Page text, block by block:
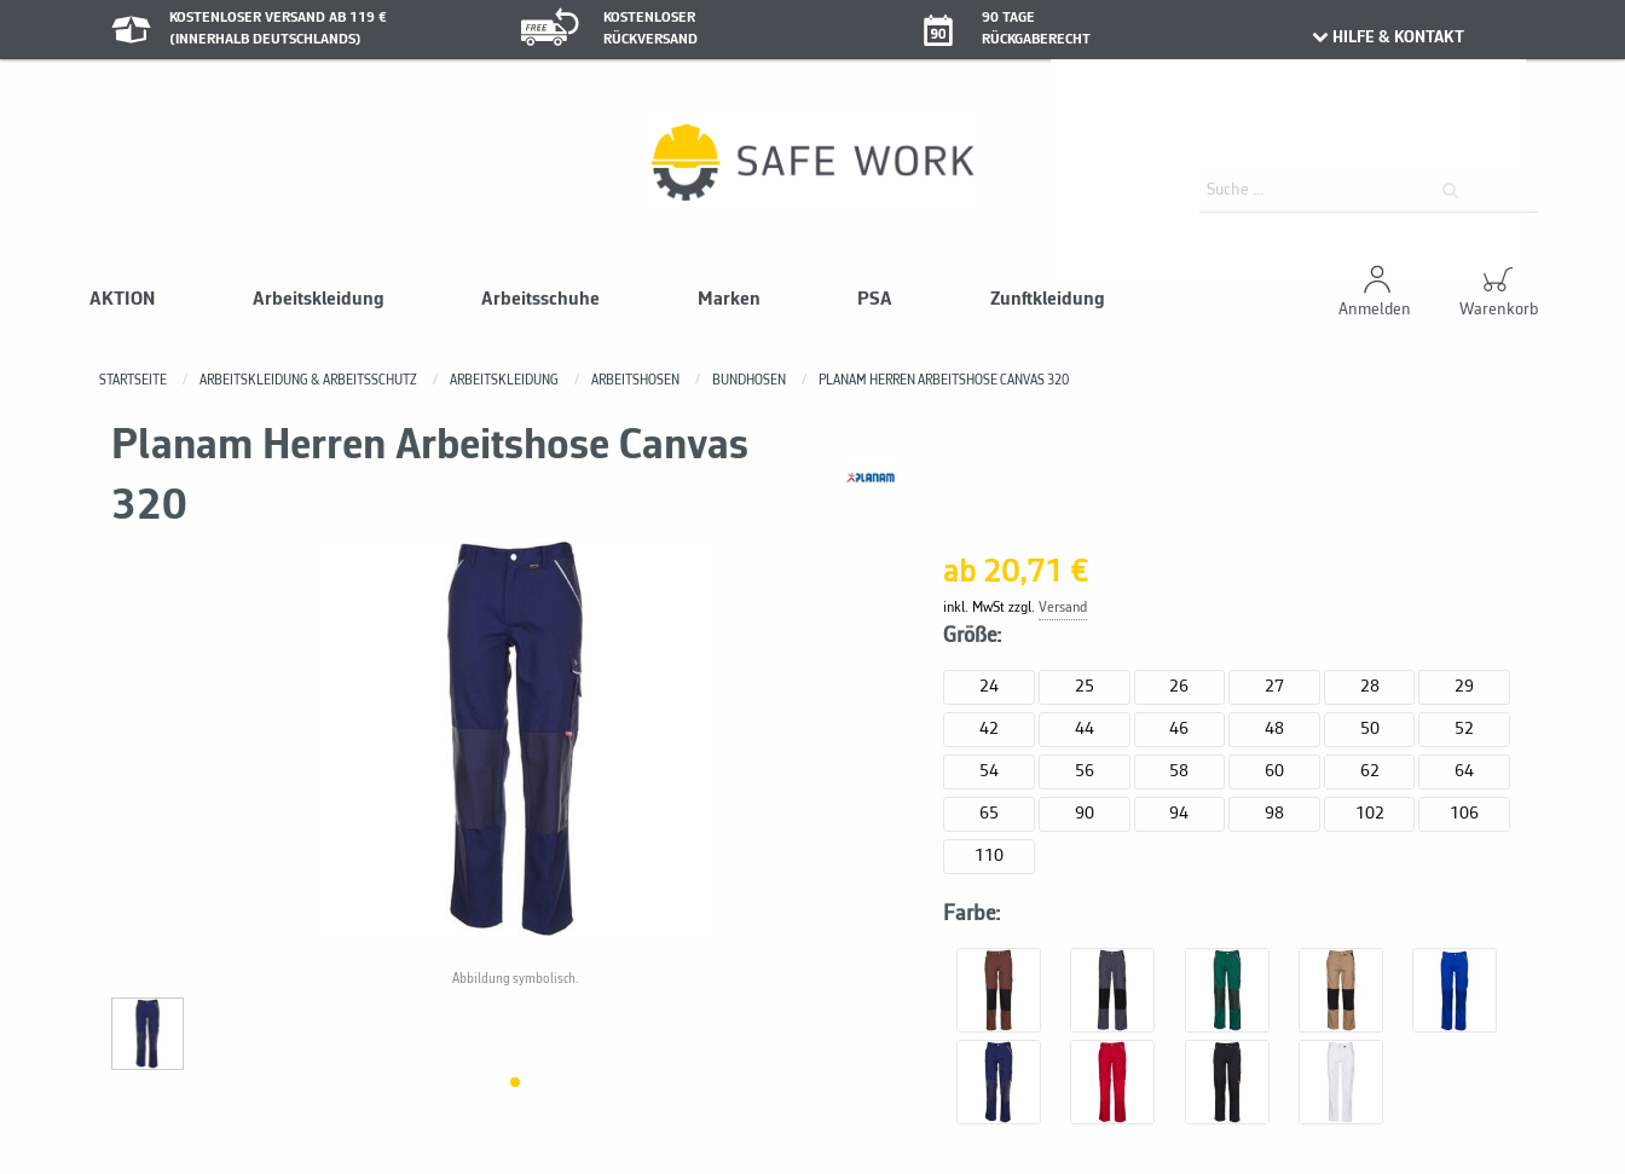
KOSTENLOSER VERSAND AB 119 €
(INNERHALB DEUTSCHLANDS)
KOSTENLOSER
RÜCKVERSAND
90 TAGE
RÜCKGABERECHT
HILFE & KONTAKT
AKTION Arbeitskleidung Arbeitsschuhe Marken PSA Zunftkleidung
Anmelden Warenkorb
STARTSEITE ARBEITSKLEIDUNG & ARBEITSSCHUTZ ARBEITSKLEIDUNG ARBEITSHOSEN BUNDHOSEN PLANAM HERREN ARBEITSHOSE CANVAS 320
Planam Herren Arbeitshose Canvas
320
Abbildung symbolisch.
ab 20,71 €
inkl. MwSt zzgl.Versand
Größe:
24 25 26 27 28 29
42 44 46 48 50 52
54 56 58 60 62 64
65 90 94 98 102 106
110
Farbe: